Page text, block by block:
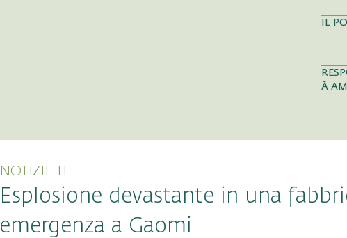
IL
À
NOTIZIE.IT
Esplosione devastante in una
emergenza a Gaomi